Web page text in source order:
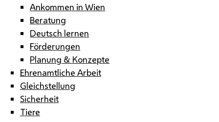
Ankommen in Wien
Beratung
Deutsch lernen
Förderungen
Planung & Konzepte
Ehrenamtliche Arbeit
Gleichstellung
Sicherheit
Tiere